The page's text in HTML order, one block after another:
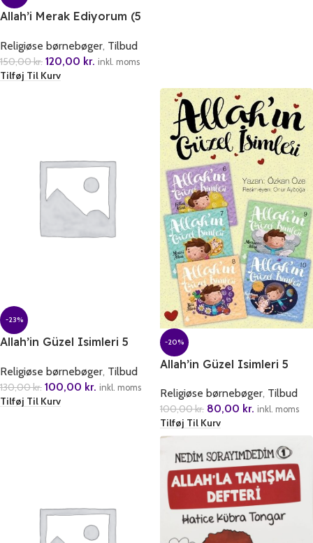
Allah’i Merak Ediyorum (5
Religiøse børnebøger, Tilbud
150,00kr. 120,00 kr. inkl. moms
Tilføj Til Kurv
-23%
Allah’in Güzel Isimleri 5
Religiøse børnebøger, Tilbud
130,00kr. 100,00 kr. inkl. moms
Tilføj Til Kurv
-20%
Allah’in Güzel Isimleri 5
Religiøse børnebøger, Tilbud
100,00kr. 80,00 kr. inkl. moms
Tilføj Til Kurv